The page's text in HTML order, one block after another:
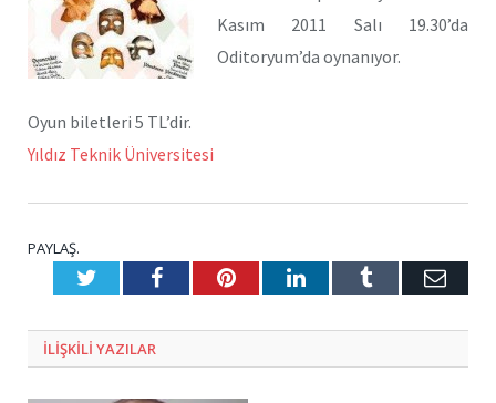
Kasım 2011 Salı 19.30’da
Oditoryum’da oynanıyor.
Oyun biletleri 5 TL’dir.
Yıldız Teknik Üniversitesi
PAYLAŞ.
TwitterFacebookPinterestLinkedInTumblr E-
ILIŞKILI YAZILAR